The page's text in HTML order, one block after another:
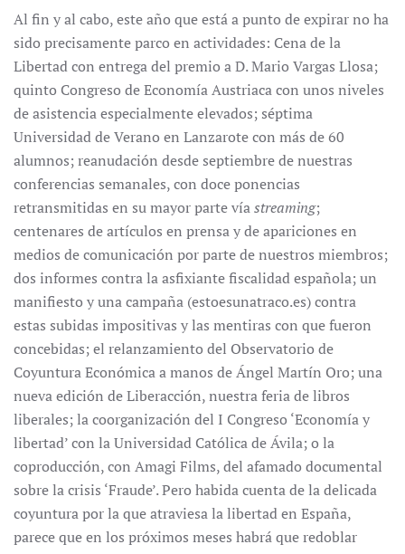
Al fin y al cabo, este año que está a punto de expirar no ha
sido precisamente parco en actividades: Cena de la
Libertad con entrega del premio a D. Mario Vargas Llosa;
quinto Congreso de Economía Austriaca con unos niveles
de asistencia especialmente elevados; séptima
Universidad de Verano en Lanzarote con más de 60
alumnos; reanudación desde septiembre de nuestras
conferencias semanales, con doce ponencias
retransmitidas en su mayor parte víastreaming;
centenares de artículos en prensa y de apariciones en
medios de comunicación por parte de nuestros miembros;
dos informes contra la asfixiante fiscalidad española; un
manifiesto y una campaña (estoesunatraco.es) contra
estas subidas impositivas y las mentiras con que fueron
concebidas; el relanzamiento del Observatorio de
Coyuntura Económica a manos de Ángel Martín Oro; una
nueva edición de Liberacción, nuestra feria de libros
liberales; la coorganización del I Congreso ‘Economía y
libertad’ con la Universidad Católica de Ávila; o la
coproducción, con Amagi Films, del afamado documental
sobre la crisis ‘Fraude’. Pero habida cuenta de la delicada
coyuntura por la que atraviesa la libertad en España,
parece que en los próximos meses habrá que redoblar